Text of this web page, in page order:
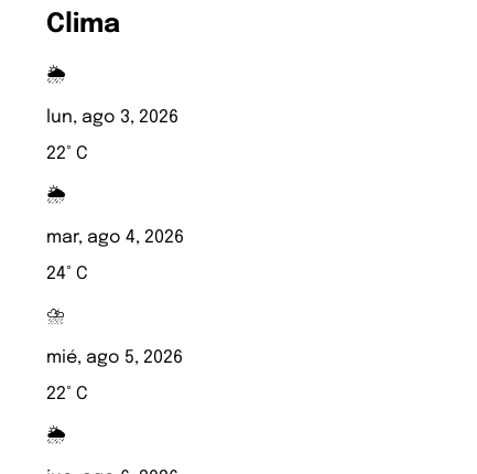
Clima
🌦️
lun, ago 3, 2026
22° C
🌦️
mar, ago 4, 2026
24° C
⛈️
mié, ago 5, 2026
22° C
🌦️